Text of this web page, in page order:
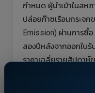
กำหนด ผู้นำเข้าในสห
ปล่อยก๊าซเรือนกระจก
Emission) ผ่านการซื้
สองปีหลังจากออกใบรั
ราคาเฉลี่ยรายสัปดาห์
ความใกล้เคียงกันกับร